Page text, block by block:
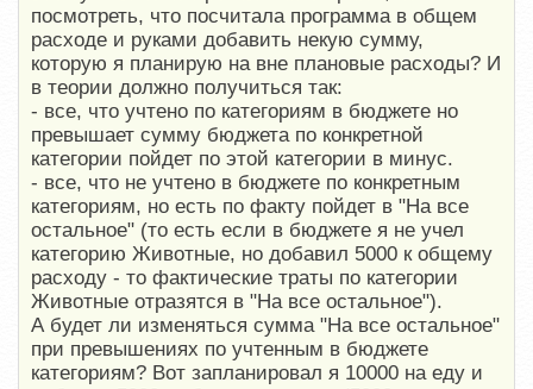
посмотреть, что посчитала программа в общем
расходе и руками добавить некую сумму,
которую я планирую на вне плановые расходы? И
в теории должно получиться так:
- все, что учтено по категориям в бюджете но
превышает сумму бюджета по конкретной
категории пойдет по этой категории в минус.
- все, что не учтено в бюджете по конкретным
категориям, но есть по факту пойдет в "На все
остальное" (то есть если в бюджете я не учел
категорию Животные, но добавил 5000 к общему
расходу - то фактические траты по категории
Животные отразятся в "На все остальное").
А будет ли изменяться сумма "На все остальное"
при превышениях по учтенным в бюджете
категориям? Вот запланировал я 10000 на еду и